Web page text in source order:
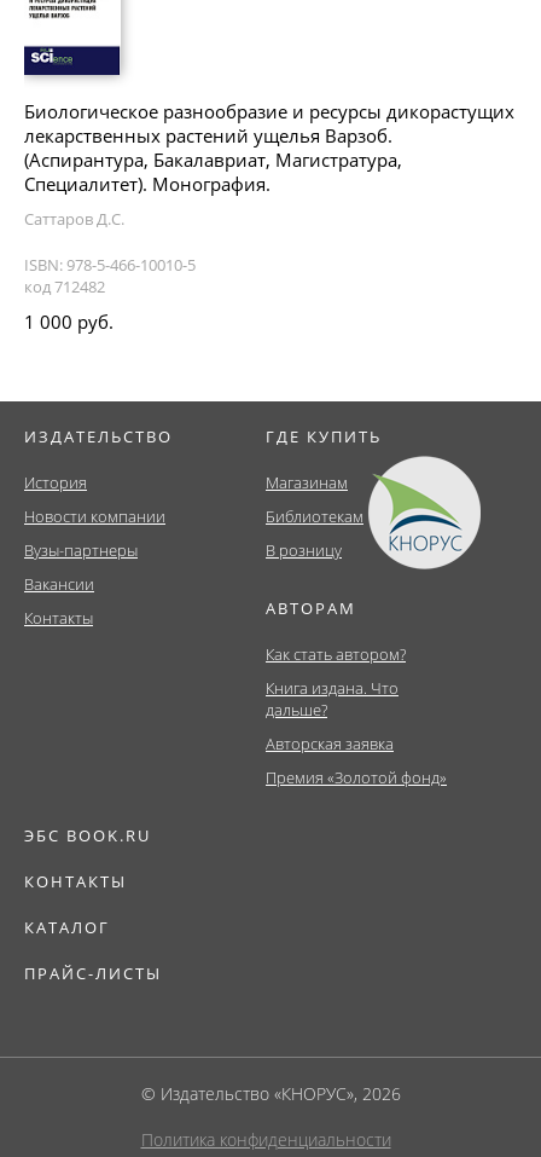
Биологическое разнообразие и ресурсы дикорастущих
лекарственных растений ущелья Варзоб.
(Аспирантура, Бакалавриат, Магистратура,
Специалитет). Монография.
Саттаров Д.С.
ISBN: 978-5-466-10010-5
код 712482
1 000 руб.
ИЗДАТЕЛЬСТВО
История
Новости компании
Вузы-партнеры
Вакансии
Контакты
ГДЕ КУПИТЬ
Магазинам
Библиотекам
В розницу
АВТОРАМ
Как стать автором?
Книга издана. Что
дальше?
Авторская заявка
Премия «Золотой фонд»
ЭБС BOOK.RU
КОНТАКТЫ
КАТАЛОГ
ПРАЙС-ЛИСТЫ
© Издательство «КНОРУС», 2026
Политика конфиденциальности